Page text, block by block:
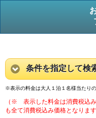
条件を指定して検
※表示の料金は大人１泊１名様当たり
（※ 表示した料金は消費税込
も全て消費税込み価格となります